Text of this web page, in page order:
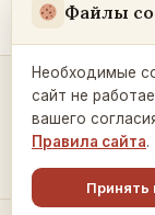
Файлы
Необходимые
сайт не
вашего
Правила сайта.
Принять